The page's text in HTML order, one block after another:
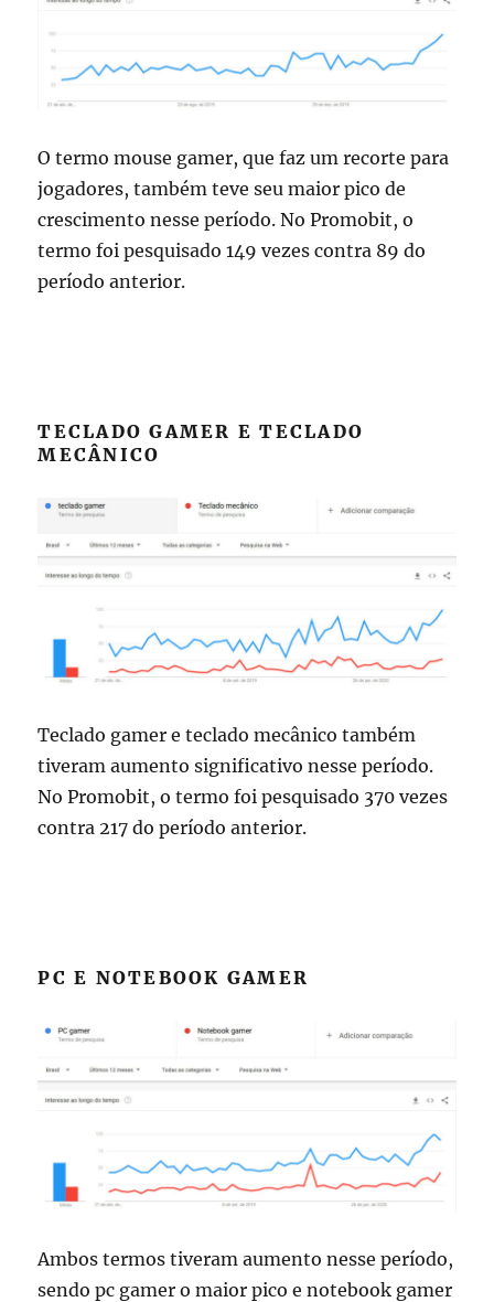
O termo mouse gamer, que faz um recorte para
jogadores, também teve seu maior pico de
crescimento nesse período. No Promobit, o
termo foi pesquisado 149 vezes contra 89 do
período anterior.
TECLADO GAMER E TECLADO
MECÂNICO
Teclado gamer e teclado mecânico também
tiveram aumento significativo nesse período.
No Promobit, o termo foi pesquisado 370 vezes
contra 217 do período anterior.
PC E NOTEBOOK GAMER
Ambos termos tiveram aumento nesse período,
sendo pc gamer o maior pico e notebook gamer